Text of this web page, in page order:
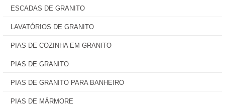
ESCADAS DE GRANITO
LAVATÓRIOS DE GRANITO
PIAS DE COZINHA EM GRANITO
PIAS DE GRANITO
PIAS DE GRANITO PARA BANHEIRO
PIAS DE MÁRMORE